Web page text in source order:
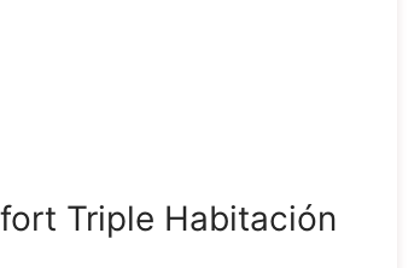
Triple Habitación